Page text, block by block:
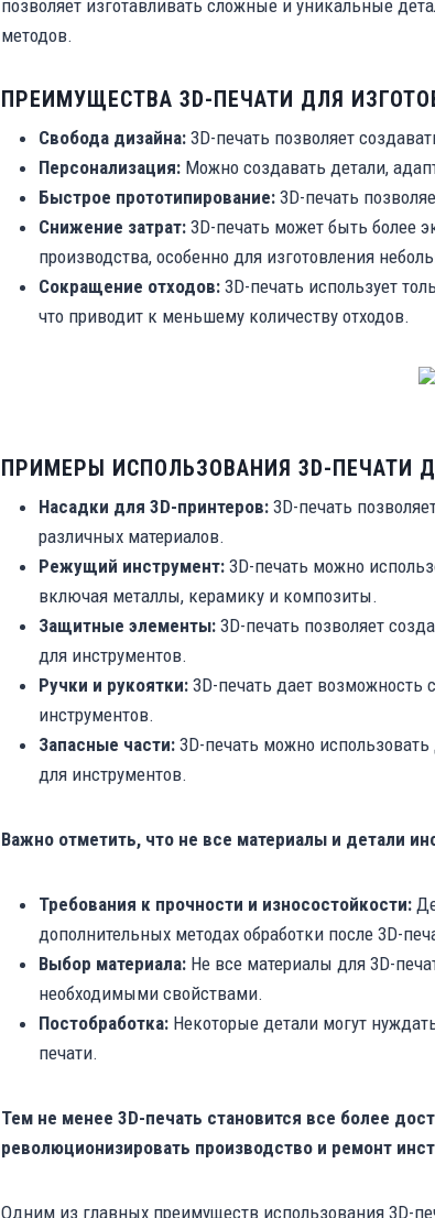
позволяет изготавливать сложные и уникальные
методов.
ПРЕИМУЩЕСТВА 3D-ПЕЧАТИ ДЛЯ
Свобода дизайна:3D-печать позволяет
Персонализация:Можно создавать детали,
Быстрое прототипирование:3D-печать
Снижение затрат:3D-печать может быть более
производства, особенно для изготовления
Сокращение отходов:3D-печать использует
что приводит к меньшему количеству отходов.
ПРИМЕРЫ ИСПОЛЬЗОВАНИЯ 3D-ПЕЧАТИ
Насадки для 3D-принтеров:3D-печать
различных материалов.
Режущий инструмент:3D-печать можно
включая металлы, керамику и композиты.
Защитные элементы:3D-печать позволяет
для инструментов.
Ручки и рукоятки:3D-печать дает возможность
инструментов.
Запасные части:3D-печать можно использовать
для инструментов.
Важно отметить, что не все материалы и детали
Требования к прочности и износостойкости:
дополнительных методах обработки после 3D-
Выбор материала:Не все материалы для 3D-
необходимыми свойствами.
Постобработка:Некоторые детали могут
печати.
Тем не менее 3D-печать становится все более
революционизировать производство и ремонт
Одним из главных преимуществ использования 3D-